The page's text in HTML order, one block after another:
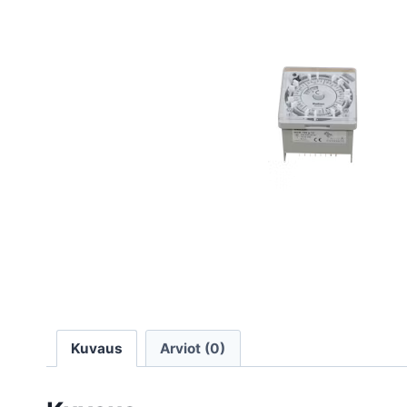
Kuvaus Arviot (0)